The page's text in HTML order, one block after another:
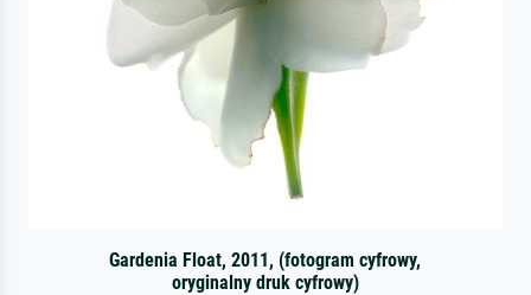
Gardenia Float, 2011, (fotogram cyfrowy,
oryginalny druk cyfrowy)